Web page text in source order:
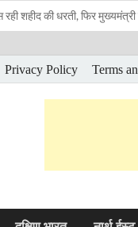
की धरती, फिर मुख्यमंत्री
AI मिशन पर साय कैबिनेट की
को लेकर भाजपा की दिल्ली
बने मुख्यमंत्री पुष्कर सिंह धामी
योजनाओं एवं निर्माण
सांसदों के साथ मंथन
Privacy Policy Terms